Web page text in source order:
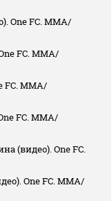
One FC. MMA/
FC. MMA/
FC. MMA/
FC. MMA/
(видео). One FC.
One FC. MMA/